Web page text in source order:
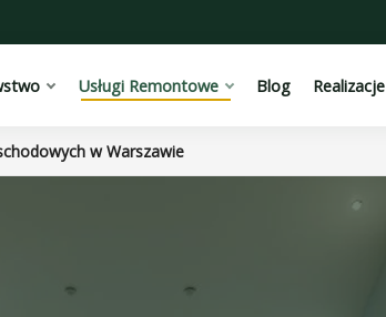
Usługi Remontowe Blog Realizacje
w Warszawie